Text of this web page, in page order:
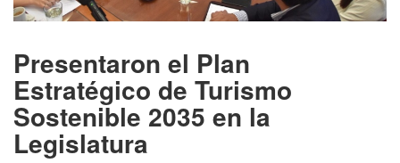
Presentaron el Plan
Estratégico de Turismo
Sostenible 2035 en la
Legislatura